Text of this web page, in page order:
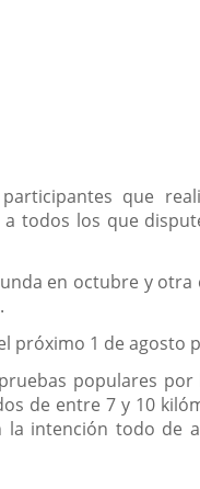
que
todos los que
en octubre y
próximo 1 de agosto
populares
de entre 7 y 10
intención todo de